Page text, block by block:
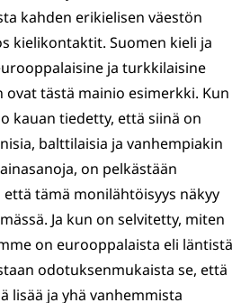
kahden erikielisen väestön
kielikontaktit. Suomen kieli ja
ja turkkilaisine
tästä mainio esimerkki. Kun
kauan tiedetty, että siinä on
balttilaisia ja vanhempiakin
on pelkästään
tämä monilähtöisyys näkyy
Ja kun on selvitetty, miten
on eurooppalaista eli läntistä
odotuksenmukaista se, että
lisää ja yhä vanhemmista